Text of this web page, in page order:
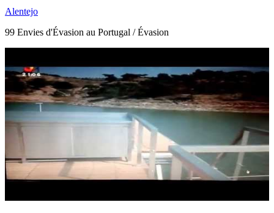
Alentejo
99 Envies d'Évasion au Portugal / Évasion